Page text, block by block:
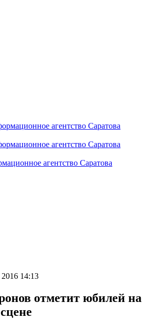
агентство Саратова
14:13
отметит юбилей на